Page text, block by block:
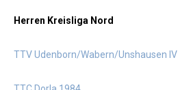
Herren Kreisliga Nord
TTV Udenborn/Wabern/Unshausen IV